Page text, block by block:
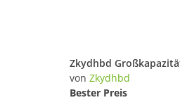
von Zkydhbd
Bester Preis